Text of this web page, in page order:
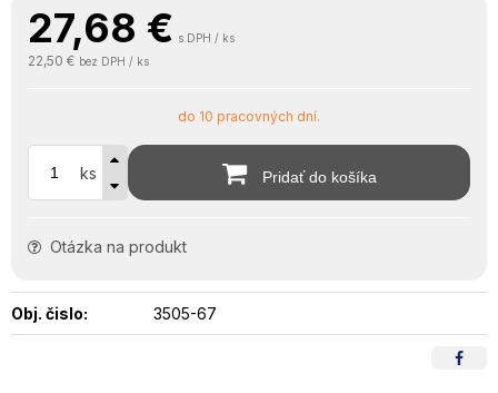
27,68 € s DPH / ks
22,50 € bez DPH / ks
do 10 pracovných dní.
ks Pridať do košíka
Otázka na produkt
Obj. čislo: 3505-67